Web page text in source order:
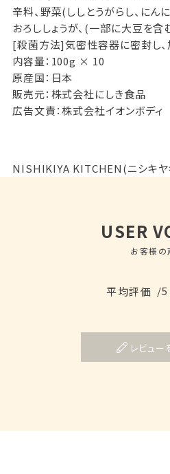
辛料、野菜(ししとうがらし、にん
おろししょうが、(一部に大豆を含
[殺菌方法]気密性容器に密封し
内容量：100g × 10
原産国：日本
販売元：株式会社にしき食品
広告文責：株式会社イオンボディ
NISHIKIYA KITCHEN(ニシキヤ
USER
お客様の
平均評価 /5
レビュー